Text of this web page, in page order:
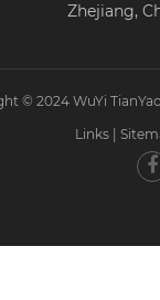
Zhejiang,
© 2024 WuYi
Links |